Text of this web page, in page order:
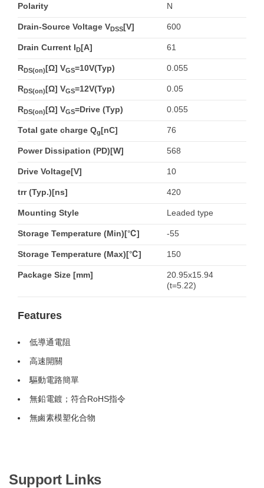
Polarity N
Drain-Source Voltage VDSS[V] 600
Drain Current ID[A] 61
RDS(on)[Ω] VGS=10V(Typ) 0.055
RDS(on)[Ω] VGS=12V(Typ) 0.05
RDS(on)[Ω] VGS=Drive (Typ) 0.055
Total gate charge Qg[nC] 76
Power Dissipation (PD)[W] 568
Drive Voltage[V] 10
trr (Typ.)[ns] 420
Mounting Style Leaded type
Storage Temperature (Min)[℃] -55
Storage Temperature (Max)[℃] 150
Package Size [mm]
20.95x15.94
(t=5.22)
Features
低導通電阻
高速開關
驅動電路簡單
無鉛電鍍；符合RoHS指令
無鹵素模塑化合物
Support Links